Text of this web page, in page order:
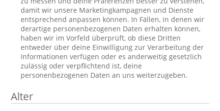
damit wir unsere Marketingkampagnen und Dienste
entsprechend anpassen können. In Fällen, in denen wir
derartige personenbezogenen Daten erhalten können,
haben wir im Vorfeld überprüft, ob diese Dritten
entweder über deine Einwilligung zur Verarbeitung der
Informationen verfügen oder es anderweitig gesetzlich
zulässig oder verpflichtend ist, deine
personenbezogenen Daten an uns weiterzugeben.
Alter